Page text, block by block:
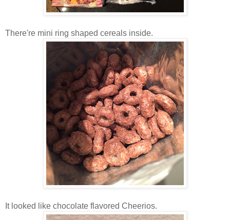
There're mini ring shaped cereals inside.
It looked like chocolate flavored Cheerios.